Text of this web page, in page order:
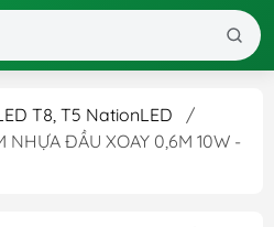
T8, T5 NationLED
/
NHỰA ĐẦU XOAY 0,6M 10W -